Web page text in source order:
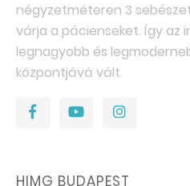
négyzetméteren 3
várja a pácienseket. Így az
legnagyobb és
központjává vált.
HIMG BUDAPEST